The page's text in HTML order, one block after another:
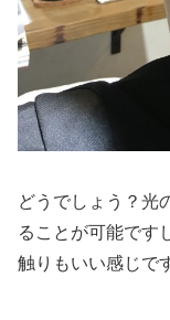
どうでしょう？光
ることが可能です
触りもいい感じで